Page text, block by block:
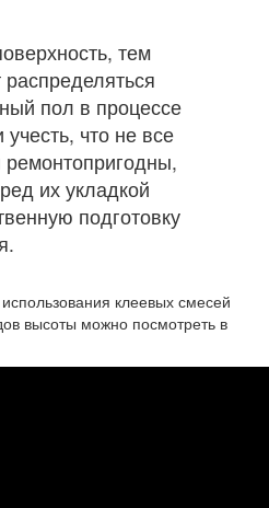
тем
пол в процессе
что не все
их укладкой
подготовку
клеевых смесей
высоты можно посмотреть в